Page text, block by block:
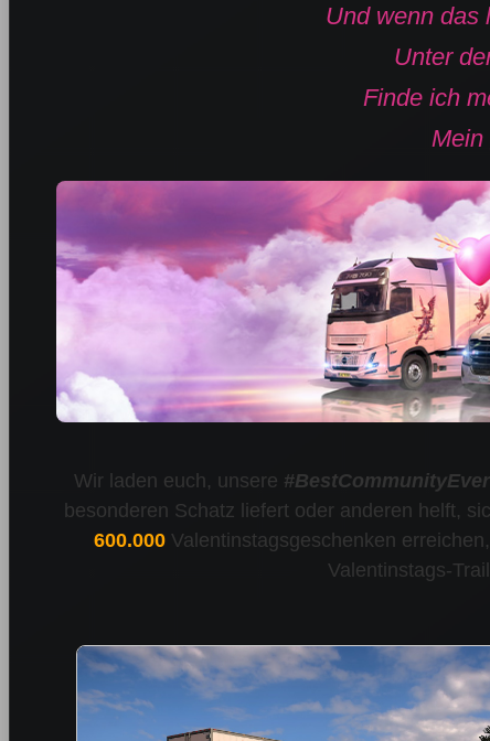
Und wenn das
Unter
Finde ich
Mein
Wir laden euch, unsere #BestCommunityEver
besonderen Schatz liefert oder anderen helft,
600.000Valentinstagsgeschenken
Valentinstags-